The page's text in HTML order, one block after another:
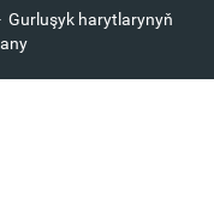
Gurluşyk harytlarynyň